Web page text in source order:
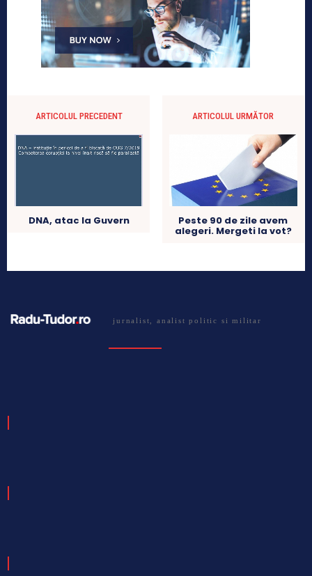
ARTICOLUL PRECEDENT
DNA, atac la Guvern
ARTICOLUL URMĂTOR
Peste 90 de zile avem
alegeri. Mergeti la vot?
jurnalist, analist politic si militar